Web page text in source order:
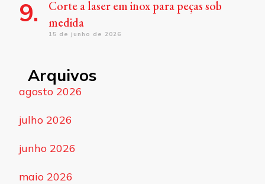
Corte a laser em inox para peças sob
medida
15 de junho de 2026
Arquivos
agosto 2026
julho 2026
junho 2026
maio 2026